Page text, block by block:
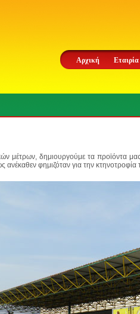
Αρχική Εταιρία
μέτρων, δημιουργούμε τα προϊόντα
ανέκαθεν φημιζόταν για την